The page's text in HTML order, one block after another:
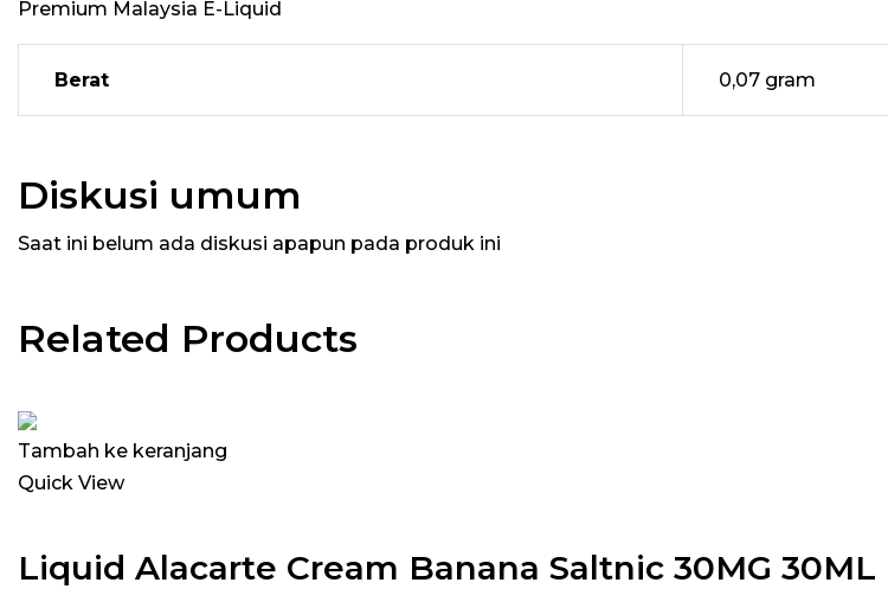
Premium Malaysia E-Liquid
Berat 0,07 gram
Diskusi umum
Saat ini belum ada diskusi apapun pada produk ini
Related Products
Tambah ke keranjang
Quick View
Liquid Alacarte Cream Banana Saltnic 30MG 30ML